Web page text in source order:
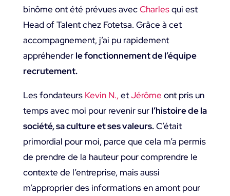
binôme ont été prévues avecCharlesqui est
Head of Talent chez Fotetsa. Grâce à cet
accompagnement, j’ai pu rapidement
appréhender le fonctionnement de l’équipe
recrutement.
Les fondateurs Kevin N., etJérôme ont pris un
temps avec moi pour revenir sur l’histoire de la
société, sa culture et ses valeurs.C’était
primordial pour moi, parce que cela m’a permis
de prendre de la hauteur pour comprendre le
contexte de l’entreprise, mais aussi
m’approprier des informations en amont pour